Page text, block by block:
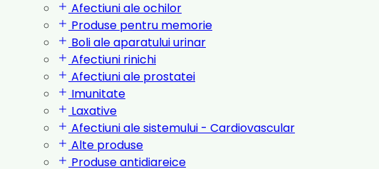
Afectiuni ale ochilor
Produse pentru memorie
Boli ale aparatului urinar
Afectiuni rinichi
Afectiuni ale prostatei
Imunitate
Laxative
Afectiuni ale sistemului - Cardiovascular
Alte produse
Produse antidiareice